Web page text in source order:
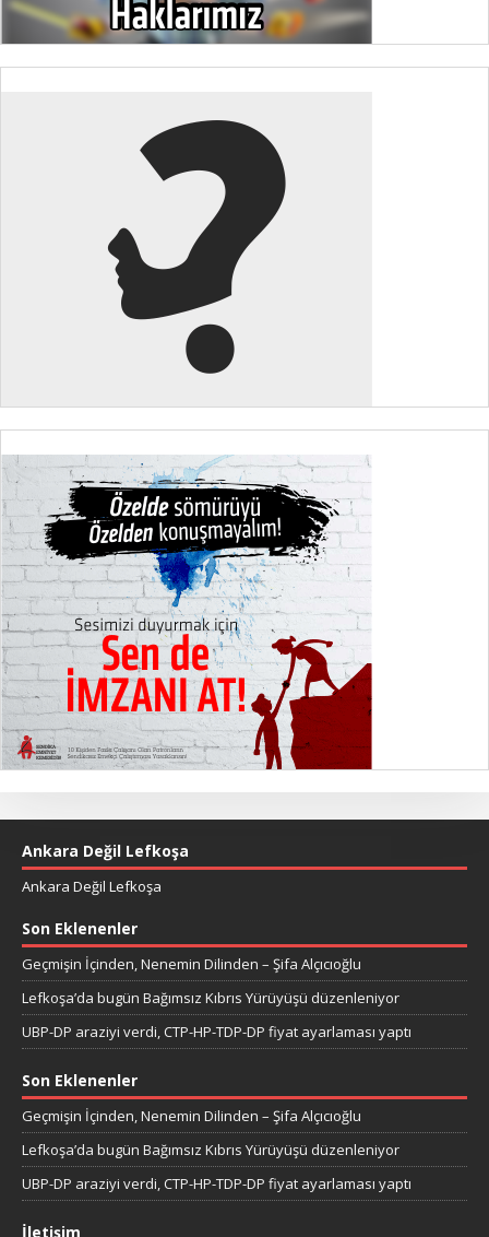
Ankara Değil Lefkoşa
Ankara Değil Lefkoşa
Son Eklenenler
Geçmişin İçinden, Nenemin Dilinden – Şifa Alçıcıoğlu
Lefkoşa’da bugün Bağımsız Kıbrıs Yürüyüşü düzenleniyor
UBP-DP araziyi verdi, CTP-HP-TDP-DP fiyat ayarlaması yaptı
Son Eklenenler
Geçmişin İçinden, Nenemin Dilinden – Şifa Alçıcıoğlu
Lefkoşa’da bugün Bağımsız Kıbrıs Yürüyüşü düzenleniyor
UBP-DP araziyi verdi, CTP-HP-TDP-DP fiyat ayarlaması yaptı
İletişim